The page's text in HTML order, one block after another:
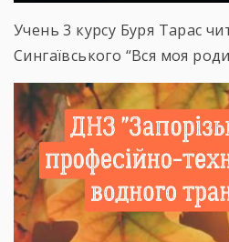
Учень 3 курсу Буря Тарас
Сингаївського “Вся моя